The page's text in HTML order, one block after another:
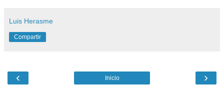
Luis Herasme
Compartir
‹ ›
Inicio